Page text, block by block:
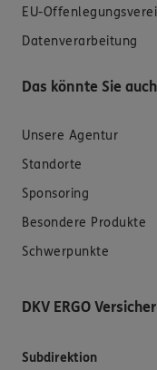
EU-
Datenverarbeitung
Das könnte Sie
Unsere Agentur
Standorte
Sponsoring
Besondere Produkte
Schwerpunkte
DKV ERGO
Subdirektion